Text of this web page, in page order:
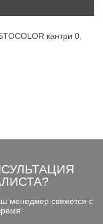
кантри 0,
менеджер свяжется с